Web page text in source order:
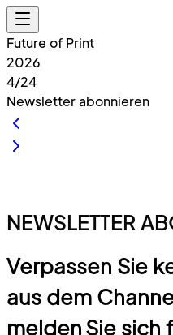
Future of Print
2026
4/24
Newsletter abonnieren
NEWSLETTER
Verpassen Sie
aus dem